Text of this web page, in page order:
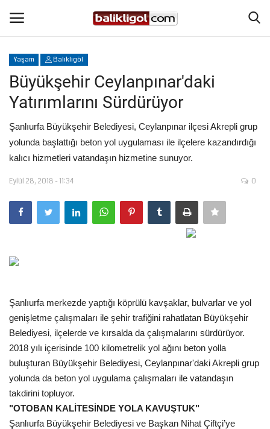
Giriş Yap
Anasayfa
Köşe Yazıları
Şanlıurfa
Spor
Tekno Bilim
Ekonomi
Siyaset
Galeriler
Yaşam Balıklıgöl
Büyükşehir Ceylanpınar'daki
Yatırımlarını Sürdürüyor
Şanlıurfa Büyükşehir Belediyesi, Ceylanpınar ilçesi Akrepli grup
yolunda başlattığı beton yol uygulaması ile ilçelere kazandırdığı
kalıcı hizmetleri vatandaşın hizmetine sunuyor.
Eylül 28, 2018 - 11:34 0
Şanlıurfa merkezde yaptığı köprülü kavşaklar, bulvarlar ve yol
genişletme çalışmaları ile şehir trafiğini rahatlatan Büyükşehir
Belediyesi, ilçelerde ve kırsalda da çalışmalarını sürdürüyor.
2018 yılı içerisinde 100 kilometrelik yol ağını beton yolla
buluşturan Büyükşehir Belediyesi, Ceylanpınar'daki Akrepli grup
yolunda da beton yol uygulama çalışmaları ile vatandaşın
takdirini topluyor.
"OTOBAN KALİTESİNDE YOLA KAVUŞTUK"
Şanlıurfa Büyükşehir Belediyesi ve Başkan Nihat Çiftçi’ye